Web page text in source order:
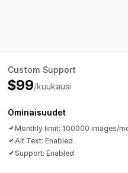
Custom Support
$99/kuukausi
Ominaisuudet
Monthly limit: 100000 images/
Alt Text: Enabled
Support: Enabled